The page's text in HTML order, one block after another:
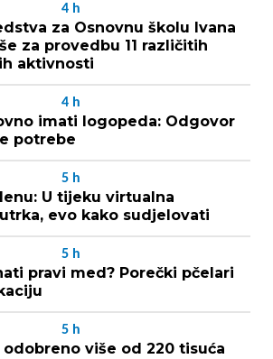
4 h
za Osnovnu školu Ivana
za provedbu 11 različitih
aktivnosti
4 h
imati logopeda: Odgovor
potrebe
5 h
U tijeku virtualna
evo kako sudjelovati
5 h
pravi med? Porečki pčelari
5 h
odobreno više od 220 tisuća